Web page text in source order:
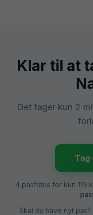
Klar til at
Det tager kun 2
Tag
4 pasfotos for kun 119
Skal du have nyt pas?